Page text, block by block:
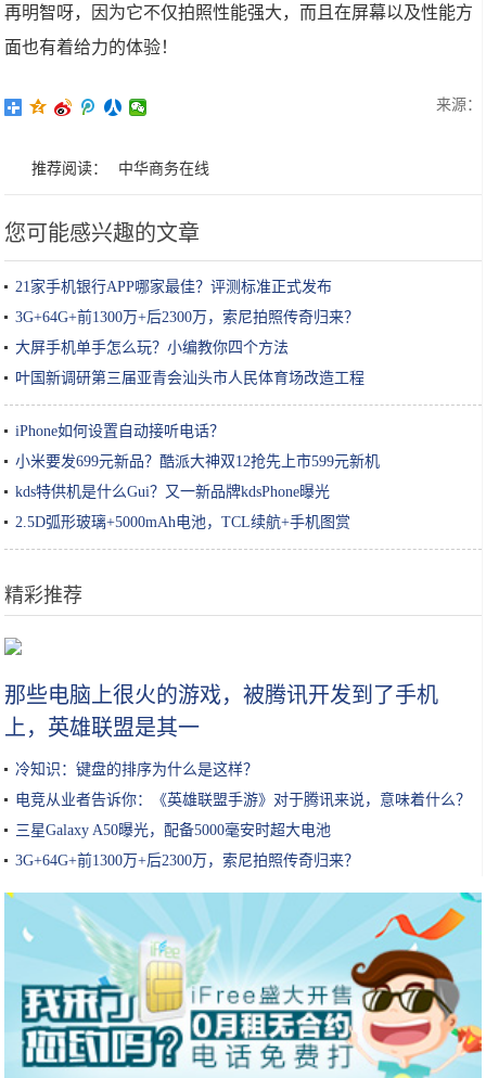
再明智呀，因为它不仅拍照性能强大，而且在屏幕以及性能方
面也有着给力的体验！
来源：
推荐阅读： 中华商务在线
您可能感兴趣的文章
21家手机银行APP哪家最佳？评测标准正式发布
3G+64G+前1300万+后2300万，索尼拍照传奇归来？
大屏手机单手怎么玩？小编教你四个方法
叶国新调研第三届亚青会汕头市人民体育场改造工程
iPhone如何设置自动接听电话？
小米要发699元新品？酷派大神双12抢先上市599元新机
kds特供机是什么Gui？又一新品牌kdsPhone曝光
2.5D弧形玻璃+5000mAh电池，TCL续航+手机图赏
精彩推荐
那些电脑上很火的游戏，被腾讯开发到了手机
上，英雄联盟是其一
冷知识：键盘的排序为什么是这样？
电竞从业者告诉你：《英雄联盟手游》对于腾讯来说，意味着什么？
三星Galaxy A50曝光，配备5000毫安时超大电池
3G+64G+前1300万+后2300万，索尼拍照传奇归来？